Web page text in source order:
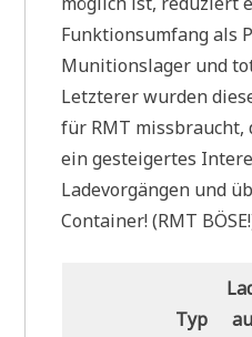
Funktionsumfang als
Munitionslager und
Letzterer wurden
für RMT missbraucht,
ein gesteigertes
Ladevorgängen und
Container! (RMT
Typ